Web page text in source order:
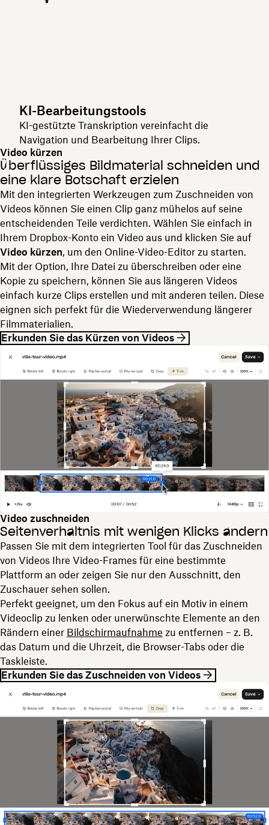
KI-Bearbeitungstools
KI-gestützte Transkription vereinfacht die
Navigation und Bearbeitung Ihrer Clips.
Video kürzen
Überflüssiges Bildmaterial schneiden und
eine klare Botschaft erzielen
Mit den integrierten Werkzeugen zum Zuschneiden von
Videos können Sie einen Clip ganz mühelos auf seine
entscheidenden Teile verdichten. Wählen Sie einfach in
Ihrem Dropbox-Konto ein Video aus und klicken Sie auf
Video kürzen, um den Online-Video-Editor zu starten.
Mit der Option, Ihre Datei zu überschreiben oder eine
Kopie zu speichern, können Sie aus längeren Videos
einfach kurze Clips erstellen und mit anderen teilen. Diese
eignen sich perfekt für die Wiederverwendung längerer
Filmmaterialien.
Erkunden Sie das Kürzen von Videos
Video zuschneiden
Seitenverhältnis mit wenigen Klicks ändern
Passen Sie mit dem integrierten Tool für das Zuschneiden
von Videos Ihre Video-Frames für eine bestimmte
Plattform an oder zeigen Sie nur den Ausschnitt, den
Zuschauer sehen sollen.
Perfekt geeignet, um den Fokus auf ein Motiv in einem
Videoclip zu lenken oder unerwünschte Elemente an den
Rändern einer Bildschirmaufnahme zu entfernen – z. B.
das Datum und die Uhrzeit, die Browser-Tabs oder die
Taskleiste.
Erkunden Sie das Zuschneiden von Videos